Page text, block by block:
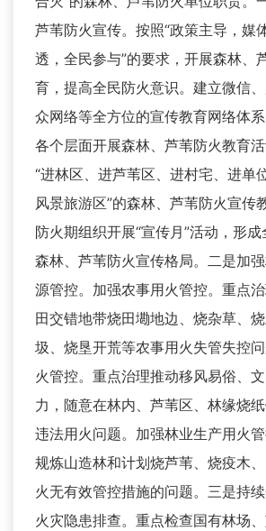
芦苇防火宣传。按照“政策主导，媒
透，全民参与”的要求，开展森林、
育，提高全民防火意识。建立微信
众网络等全方位的宣传教育网络体系
各个层面开展森林、芦苇防火教育
“进林区、进芦苇区、进村宅、进单
风景旅游区”的森林、芦苇防火宣传
防火期组织开展“宣传月”活动，形
森林、芦苇防火宣传格局。二是加
源管控。加强农事用火管控。重点
田交错地带烧田墈地边、烧杂草、
圾、烧垦开荒等农事用火失管失控
火管控。重点治理推动移风易俗、
力，随意在林内、芦苇区、林缘烧
违法用火问题。加强林业生产用火
规炼山造林和计划烧芦苇、烧疫木
火无有效管控措施的问题。三是持
火灾隐患排查。重点检查国有林场